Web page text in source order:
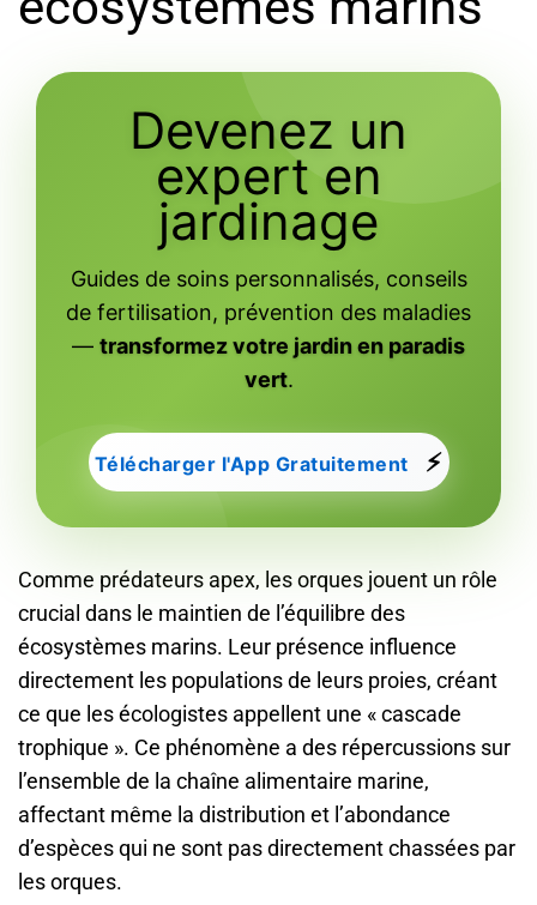
Devenez un
expert en
jardinage
Guides de soins personnalisés, conseils
de fertilisation, prévention des maladies
— transformez votre jardin en paradis
vert.
Télécharger l'App Gratuitement ⚡
Comme prédateurs apex, les orques jouent un rôle
crucial dans le maintien de l’équilibre des
écosystèmes marins. Leur présence influence
directement les populations de leurs proies, créant
ce que les écologistes appellent une « cascade
trophique ». Ce phénomène a des répercussions sur
l’ensemble de la chaîne alimentaire marine,
affectant même la distribution et l’abondance
d’espèces qui ne sont pas directement chassées par
les orques.